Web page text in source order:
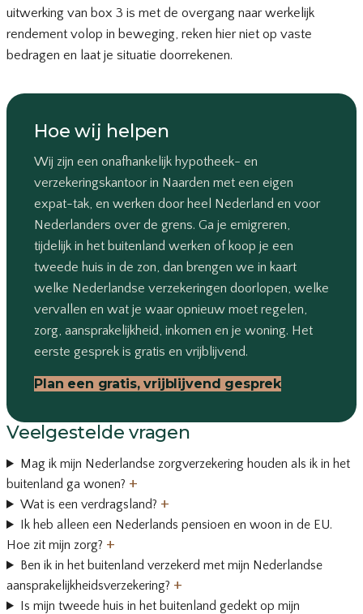
uitwerking van box 3 is met de overgang naar werkelijk
rendement volop in beweging, reken hier niet op vaste
bedragen en laat je situatie doorrekenen.
Hoe wij helpen
Wij zijn een onafhankelijk hypotheek- en
verzekeringskantoor in Naarden met een eigen
expat-tak, en werken door heel Nederland en voor
Nederlanders over de grens. Ga je emigreren,
tijdelijk in het buitenland werken of koop je een
tweede huis in de zon, dan brengen we in kaart
welke Nederlandse verzekeringen doorlopen, welke
vervallen en wat je waar opnieuw moet regelen,
zorg, aansprakelijkheid, inkomen en je woning. Het
eerste gesprek is gratis en vrijblijvend.
Plan een gratis, vrijblijvend gesprek
Veelgestelde vragen
Mag ik mijn Nederlandse zorgverzekering houden als ik in het
buitenland ga wonen? +
Wat is een verdragsland? +
Ik heb alleen een Nederlands pensioen en woon in de EU.
Hoe zit mijn zorg? +
Ben ik in het buitenland verzekerd met mijn Nederlandse
aansprakelijkheidsverzekering? +
Is mijn tweede huis in het buitenland gedekt op mijn